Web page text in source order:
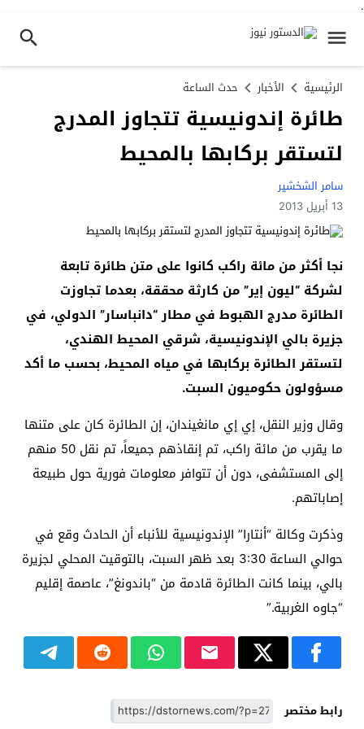
.
الرئيسية الأخبار حدث الساعة
طائرة إندونيسية تتجاوز المدرج
لتستقر بركابها بالمحيط
سامر الشخشير
13 أبريل 2013
نجا أكثر من مائة راكب كانوا على متن طائرة تابعة
لشركة “ليون إير” من كارثة محققة، بعدما تجاوزت
الطائرة مدرج الهبوط في مطار “دانباسار” الدولي، في
جزيرة بالي الإندونيسية، شرقي المحيط الهندي،
لتستقر الطائرة بركابها في مياه المحيط، بحسب ما أكد
مسؤولون حكوميون السبت.
وقال وزير النقل، إي إي مانغيندان، إن الطائرة كان على متنها
ما يقرب من مائة راكب، تم إنقاذهم جميعاً، تم نقل 50 منهم
إلى المستشفى، دون أن تتوافر معلومات فورية حول طبيعة
إصاباتهم.
وذكرت وكالة “أنتارا” الإندونيسية للأنباء أن الحادث وقع في
حوالي الساعة 3:30 بعد ظهر السبت، بالتوقيت المحلي لجزيرة
بالي، بينما كانت الطائرة قادمة من “باندونغ”، عاصمة إقليم
“جاوه الغربية.”
رابط مختصر